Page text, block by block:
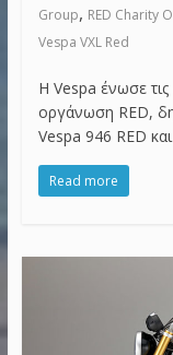
Group, RED Charity
Vespa VXL Red
Η Vespa ένωσε
οργάνωση RED,
Vespa 946 RED και
Read more